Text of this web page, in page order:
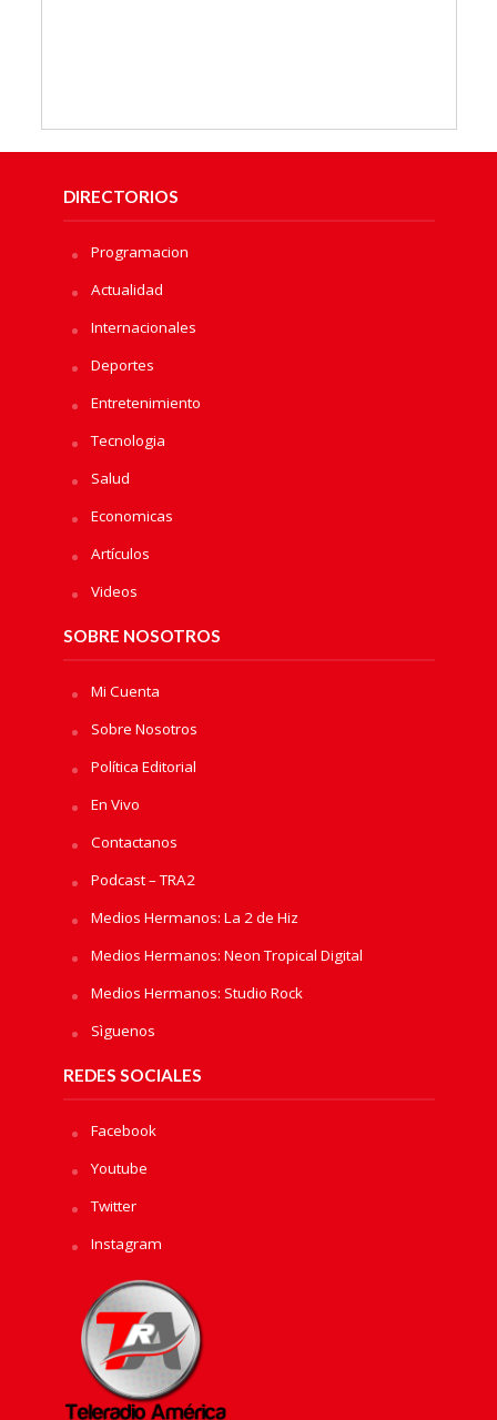
DIRECTORIOS
Programacion
Actualidad
Internacionales
Deportes
Entretenimiento
Tecnologia
Salud
Economicas
Artículos
Videos
SOBRE NOSOTROS
Mi Cuenta
Sobre Nosotros
Política Editorial
En Vivo
Contactanos
Podcast – TRA2
Medios Hermanos: La 2 de Hiz
Medios Hermanos: Neon Tropical Digital
Medios Hermanos: Studio Rock
Sìguenos
REDES SOCIALES
Facebook
Youtube
Twitter
Instagram